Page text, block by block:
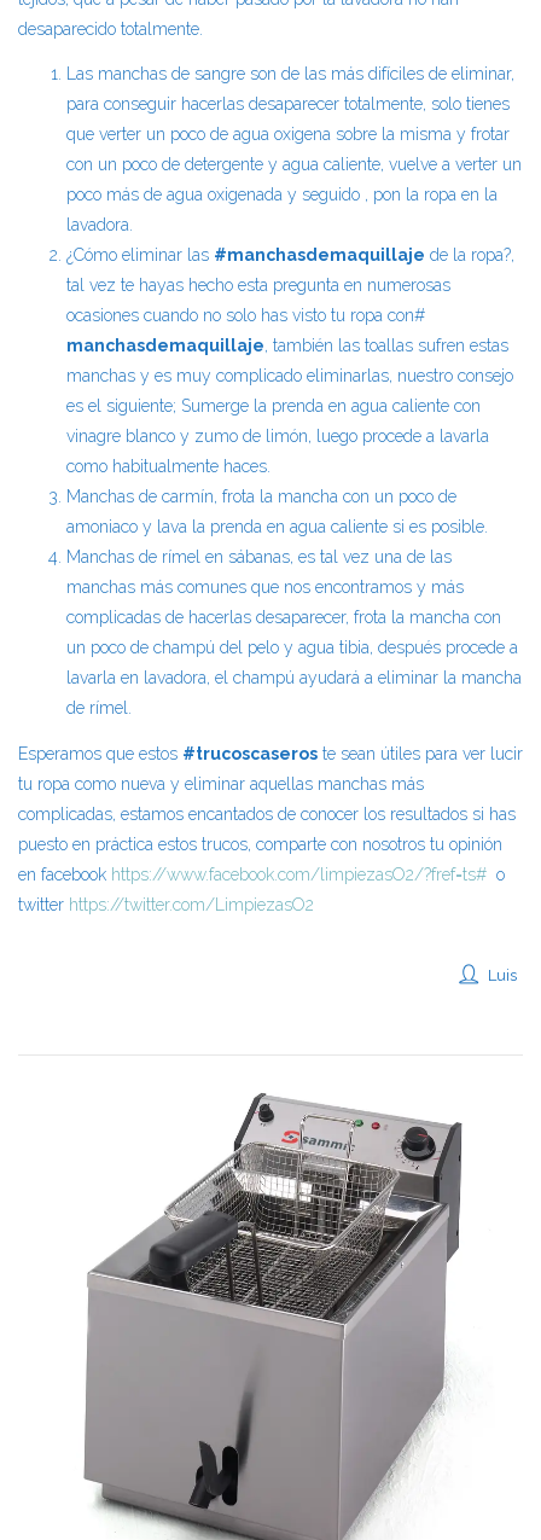
desaparecido totalmente.
Las manchas de sangre son de las más difíciles de eliminar,
para conseguir hacerlas desaparecer totalmente, solo tienes
que verter un poco de agua oxigena sobre la misma y frotar
con un poco de detergente y agua caliente, vuelve a verter un
poco más de agua oxigenada y seguido , pon la ropa en la
lavadora.
¿Cómo eliminar las #manchasdemaquillaje de la ropa?,
tal vez te hayas hecho esta pregunta en numerosas
ocasiones cuando no solo has visto tu ropa con#
manchasdemaquillaje, también las toallas sufren estas
manchas y es muy complicado eliminarlas, nuestro consejo
es el siguiente; Sumerge la prenda en agua caliente con
vinagre blanco y zumo de limón, luego procede a lavarla
como habitualmente haces.
Manchas de carmín, frota la mancha con un poco de
amoniaco y lava la prenda en agua caliente si es posible.
Manchas de rímel en sábanas, es tal vez una de las
manchas más comunes que nos encontramos y más
complicadas de hacerlas desaparecer, frota la mancha con
un poco de champú del pelo y agua tibia, después procede a
lavarla en lavadora, el champú ayudará a eliminar la mancha
de rímel.
Esperamos que estos #trucoscaseros te sean útiles para ver lucir
tu ropa como nueva y eliminar aquellas manchas más
complicadas, estamos encantados de conocer los resultados si has
puesto en práctica estos trucos, comparte con nosotros tu opinión
en facebook https://www.facebook.com/limpiezasO2/?fref=ts# o
twitter https://twitter.com/LimpiezasO2
Luis